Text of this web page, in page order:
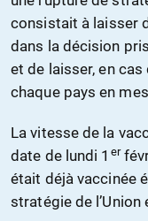
consistait à laisser
dans la décision
et de laisser, en
chaque pays en
La vitesse de la
date de lundi 1 er
était déjà vaccinée
stratégie de l’Union